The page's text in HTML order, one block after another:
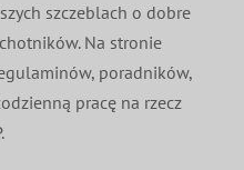
szczeblach o dobre
Na stronie
poradników,
pracę na rzecz